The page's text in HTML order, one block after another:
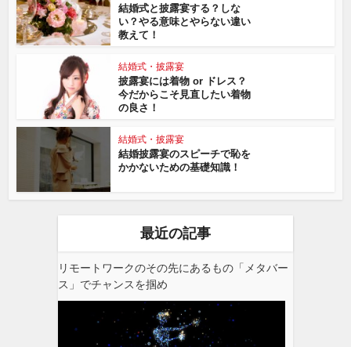
結婚式と披露宴する？しな
い？やる意味とやらない違い
教えて！
結婚式・披露宴
披露宴には着物 or ドレス？
今だからこそ見直したい着物
の良さ！
結婚式・披露宴
結婚披露宴のスピーチで恥を
かかないための基礎知識！
最近の記事
リモートワークのその先にあるもの「メタバー
ス」でチャンスを掴め